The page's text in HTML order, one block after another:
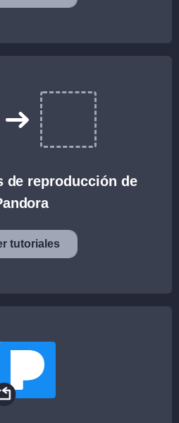
de reproducción de
tutoriales